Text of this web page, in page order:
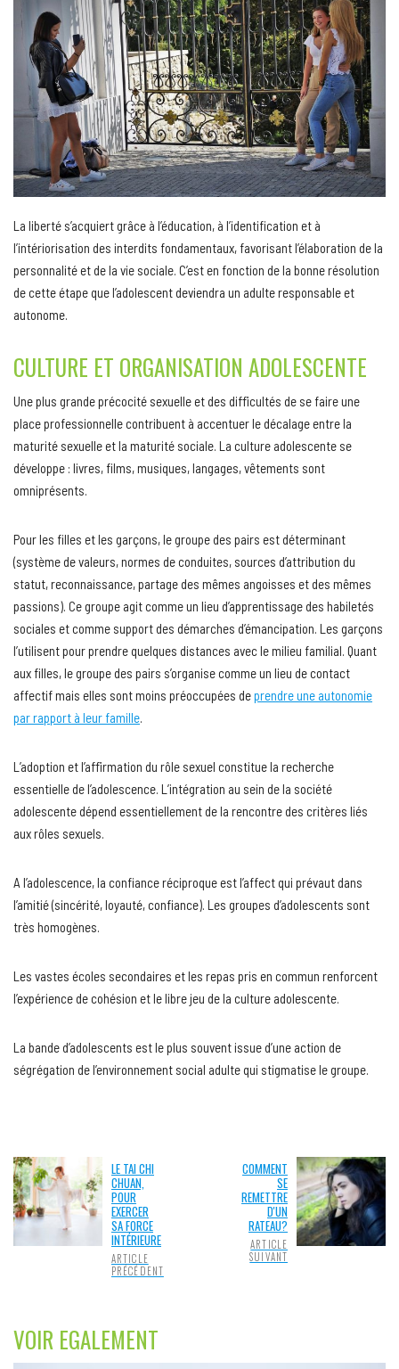
La liberté s’acquiert grâce à l’éducation, à l’identification et à
l’intériorisation des interdits fondamentaux, favorisant l’élaboration de la
personnalité et de la vie sociale. C’est en fonction de la bonne résolution
de cette étape que l’adolescent deviendra un adulte responsable et
autonome.
CULTURE ET ORGANISATION ADOLESCENTE
Une plus grande précocité sexuelle et des difficultés de se faire une
place professionnelle contribuent à accentuer le décalage entre la
maturité sexuelle et la maturité sociale. La culture adolescente se
développe : livres, films, musiques, langages, vêtements sont
omniprésents.
Pour les filles et les garçons, le groupe des pairs est déterminant
(système de valeurs, normes de conduites, sources d’attribution du
statut, reconnaissance, partage des mêmes angoisses et des mêmes
passions). Ce groupe agit comme un lieu d’apprentissage des habiletés
sociales et comme support des démarches d’émancipation. Les garçons
l’utilisent pour prendre quelques distances avec le milieu familial. Quant
aux filles, le groupe des pairs s’organise comme un lieu de contact
affectif mais elles sont moins préoccupées deprendre une autonomie
par rapport à leur famille.
L’adoption et l’affirmation du rôle sexuel constitue la recherche
essentielle de l’adolescence. L’intégration au sein de la société
adolescente dépend essentiellement de la rencontre des critères liés
aux rôles sexuels.
A l’adolescence, la confiance réciproque est l’affect qui prévaut dans
l’amitié (sincérité, loyauté, confiance). Les groupes d’adolescents sont
très homogènes.
Les vastes écoles secondaires et les repas pris en commun renforcent
l’expérience de cohésion et le libre jeu de la culture adolescente.
La bande d’adolescents est le plus souvent issue d’une action de
ségrégation de l’environnement social adulte qui stigmatise le groupe.
LE TAI CHI
CHUAN,
POUR
EXERCER
SA FORCE
INTÉRIEURE
ARTICLE
PRÉCÉDENT
COMMENT
SE
REMETTRE
D'UN
RATEAU?
ARTICLE
SUIVANT
VOIR EGALEMENT